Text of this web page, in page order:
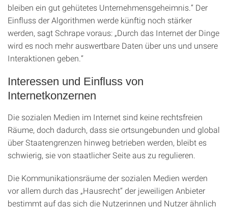
bleiben ein gut gehütetes Unternehmensgeheimnis.“ Der
Einfluss der Algorithmen werde künftig noch stärker
werden, sagt Schrape voraus: „Durch das Internet der Dinge
wird es noch mehr auswertbare Daten über uns und unsere
Interaktionen geben.“
Interessen und Einfluss von
Internetkonzernen
Die sozialen Medien im Internet sind keine rechtsfreien
Räume, doch dadurch, dass sie ortsungebunden und global
über Staatengrenzen hinweg betrieben werden, bleibt es
schwierig, sie von staatlicher Seite aus zu regulieren.
Die Kommunikationsräume der sozialen Medien werden
vor allem durch das „Hausrecht“ der jeweiligen Anbieter
bestimmt auf das sich die Nutzerinnen und Nutzer ähnlich